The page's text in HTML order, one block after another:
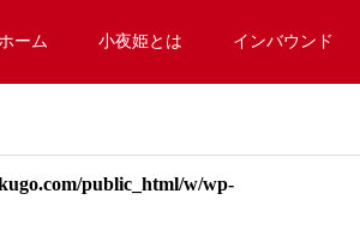
ーム 小夜姫とは インバウンド
public_html/w/wp-